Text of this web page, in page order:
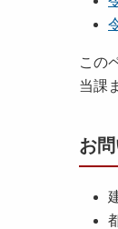
この
当課
お